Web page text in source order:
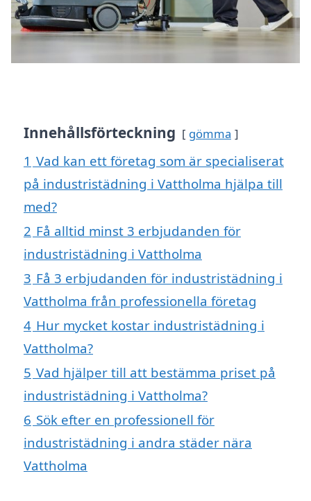
Innehållsförteckning gömma
1 Vad kan ett företag som är specialiserat
på industristädning i Vattholma hjälpa till
med?
2 Få alltid minst 3 erbjudanden för
industristädning i Vattholma
3 Få 3 erbjudanden för industristädning i
Vattholma från professionella företag
4 Hur mycket kostar industristädning i
Vattholma?
5 Vad hjälper till att bestämma priset på
industristädning i Vattholma?
6 Sök efter en professionell för
industristädning i andra städer nära
Vattholma